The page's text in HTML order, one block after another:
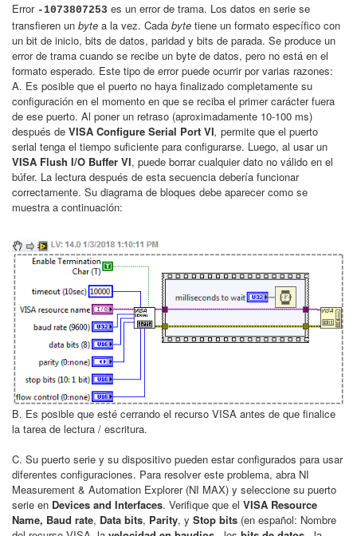
Error -1073807253 es un error de trama. Los datos en serie se
transfieren un byte a la vez. Cada byte tiene un formato específico con
un bit de inicio, bits de datos, paridad y bits de parada. Se produce un
error de trama cuando se recibe un byte de datos, pero no está en el
formato esperado. Este tipo de error puede ocurrir por varias razones:
A. Es posible que el puerto no haya finalizado completamente su
configuración en el momento en que se reciba el primer carácter fuera
de ese puerto. Al poner un retraso (aproximadamente 10-100 ms)
después de VISA Configure Serial Port VI, permite que el puerto
serial tenga el tiempo suficiente para configurarse. Luego, al usar un
VISA Flush I/O Buffer VI, puede borrar cualquier dato no válido en el
búfer. La lectura después de esta secuencia debería funcionar
correctamente. Su diagrama de bloques debe aparecer como se
muestra a continuación:
B. Es posible que esté cerrando el recurso VISA antes de que finalice
la tarea de lectura / escritura.
C. Su puerto serie y su dispositivo pueden estar configurados para usar
diferentes configuraciones. Para resolver este problema, abra NI
Measurement & Automation Explorer (NI MAX) y seleccione su puerto
serie en Devices and Interfaces. Verifique que el VISA Resource
Name, Baud rate, Data bits, Parity, y Stop bits (en español: Nombre